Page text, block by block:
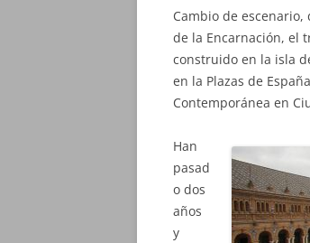
Cambio de escenario,
de la Encarnación, el
construido en la isla
en la Plazas de
Contemporánea en
Han
pasad
o dos
años
y